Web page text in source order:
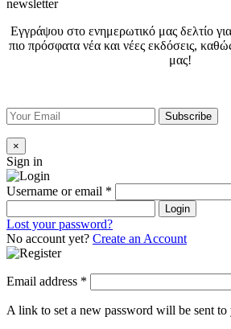
newsletter
Εγγράψου στο ενημερωτικό μας δελτίο
πιο πρόσφατα νέα και νέες εκδόσεις,
μας!
×
Sign in
Username or email *
Login
Lost your password?
No account yet? Create an Account
Email address *
A link to set a new password will be sent to